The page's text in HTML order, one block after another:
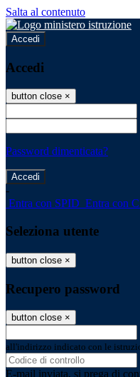
Salta al contenuto
Accedi
Accedi
button close ×
Password dimenticata?
-
Entra con SPID Entra con
Seleziona utente
button close ×
Recupero password
button close ×
all'indirizzo indicato con le
E-mail inviata, si prega di